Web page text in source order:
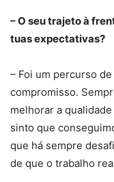
– O seu trajeto à
tuas expectativas?
– Foi um percurso
compromisso.
melhorar a
sinto que
que há sempre
de que o trabalho